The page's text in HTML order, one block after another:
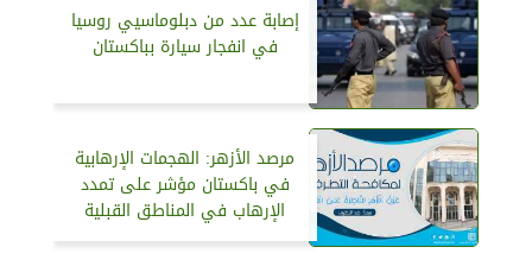
إصابة عدد من دبلوماسيي روسيا
في انفجار سيارة بباكستان
مرصد الأزهر: الهجمات الإرهابية
في باكستان مؤشر على تمدد
الإرهاب في المناطق القبلية